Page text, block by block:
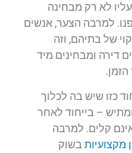
לא רק מבחינה
למרבה הצער, אנשים
של בתיהם, וזה
דירה ומבחינים מיד
כזו שיש בה לכלוך
– בייחוד לאחר
קלים. למרבה
מקצועיות בשוק